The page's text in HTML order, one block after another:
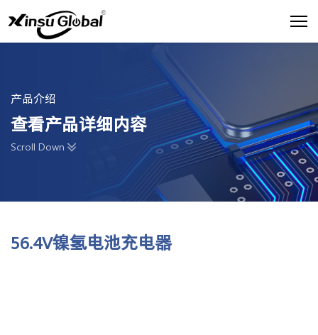
产品介绍
查看产品详细内容
Scroll Down
56.4V镍氢电池充电器